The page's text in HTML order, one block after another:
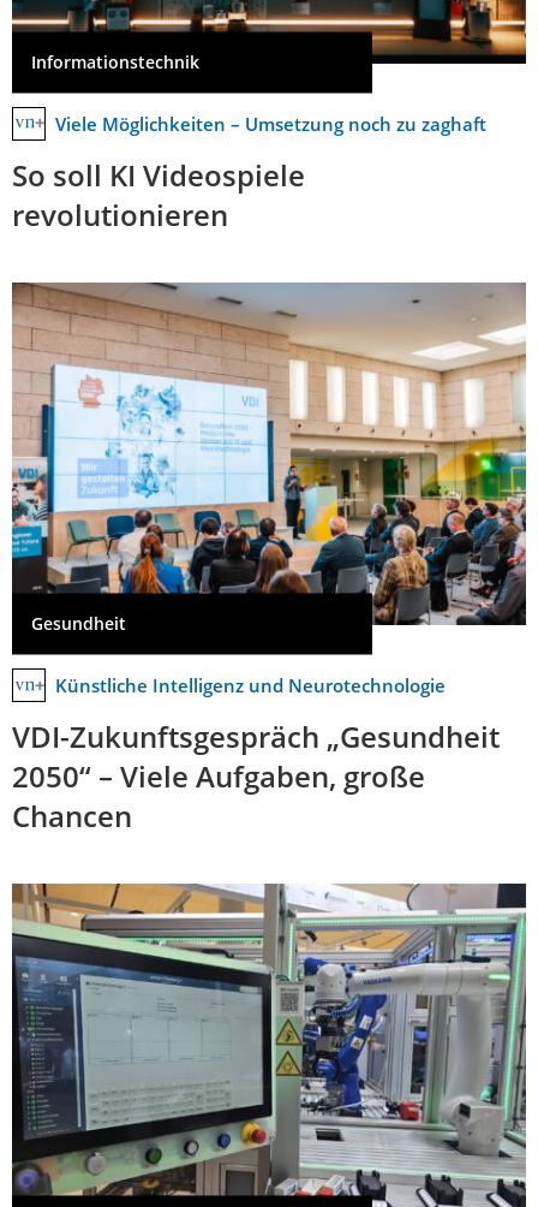
Informationstechnik
Viele Möglichkeiten – Umsetzung noch zu zaghaft
So soll KI Videospiele
revolutionieren
Gesundheit
Künstliche Intelligenz und Neurotechnologie
VDI-Zukunftsgespräch „Gesundheit
2050“ – Viele Aufgaben, große
Chancen